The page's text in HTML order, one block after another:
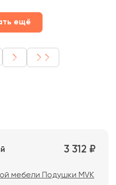
ещё
3 312 ₽
мебели Подушки MVK